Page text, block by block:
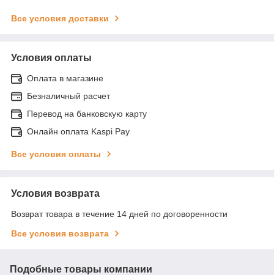
Все условия доставки
Условия оплаты
Оплата в магазине
Безналичный расчет
Перевод на банковскую карту
Онлайн оплата Kaspi Pay
Все условия оплаты
Условия возврата
Возврат товара в течение 14 дней по договоренности
Все условия возврата
Подобные товары компании